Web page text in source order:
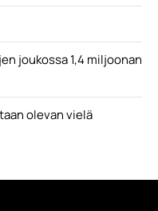
joukossa 1,4 miljoonan
olevan vielä